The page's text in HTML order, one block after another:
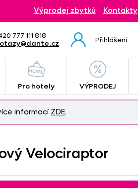
777 111 818
Přihlášení
Výprodej zbytků Kontakty
Pro hotely VÝPRODEJ
informací ZDE.
Velociraptor